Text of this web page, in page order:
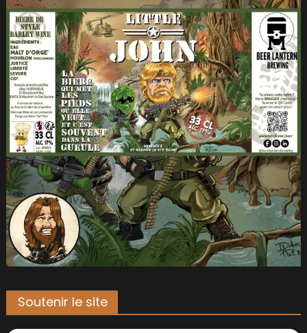
Soutenir le site